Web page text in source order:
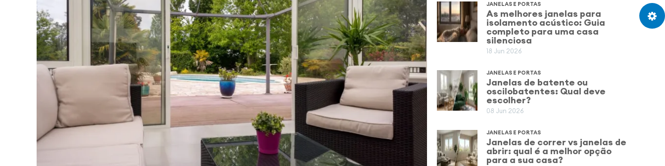
JANELAS E PORTAS
As melhores janelas para
isolamento acústico: Guia
completo para uma casa
silenciosa
18 Jun 2026
JANELAS E PORTAS
Janelas de batente ou
oscilobatentes: Qual deve
escolher?
08 Jun 2026
JANELAS E PORTAS
Janelas de correr vs janelas de
abrir: qual é a melhor opção
para a sua casa?